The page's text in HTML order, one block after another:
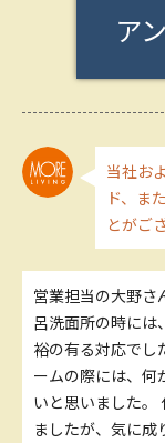
ア
当社お
ド、ま
とがご
営業担当の大野さ
呂洗面所の時には
裕の有る対応でし
ームの際には、何
いと思いました。
ましたが、気に成